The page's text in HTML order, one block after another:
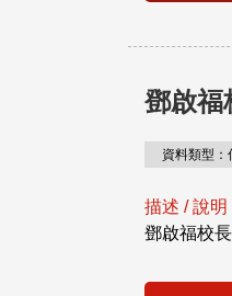
鄧啟福
資料類型：
描述 / 說明
鄧啟福校